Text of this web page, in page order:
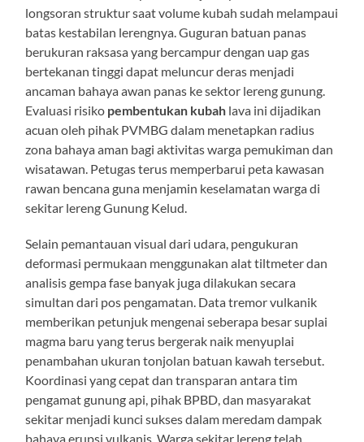
longsoran struktur saat volume kubah sudah melampaui
batas kestabilan lerengnya. Guguran batuan panas
berukuran raksasa yang bercampur dengan uap gas
bertekanan tinggi dapat meluncur deras menjadi
ancaman bahaya awan panas ke sektor lereng gunung.
Evaluasi risiko pembentukan kubah lava ini dijadikan
acuan oleh pihak PVMBG dalam menetapkan radius
zona bahaya aman bagi aktivitas warga pemukiman dan
wisatawan. Petugas terus memperbarui peta kawasan
rawan bencana guna menjamin keselamatan warga di
sekitar lereng Gunung Kelud.
Selain pemantauan visual dari udara, pengukuran
deformasi permukaan menggunakan alat tiltmeter dan
analisis gempa fase banyak juga dilakukan secara
simultan dari pos pengamatan. Data tremor vulkanik
memberikan petunjuk mengenai seberapa besar suplai
magma baru yang terus bergerak naik menyuplai
penambahan ukuran tonjolan batuan kawah tersebut.
Koordinasi yang cepat dan transparan antara tim
pengamat gunung api, pihak BPBD, dan masyarakat
sekitar menjadi kunci sukses dalam meredam dampak
bahaya erupsi vulkanis. Warga sekitar lereng telah